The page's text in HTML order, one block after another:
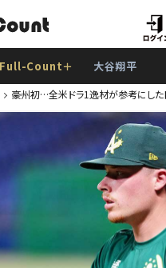
Full-Count＋ 大谷翔平
豪州初…全米ドラ1逸材が参考にし